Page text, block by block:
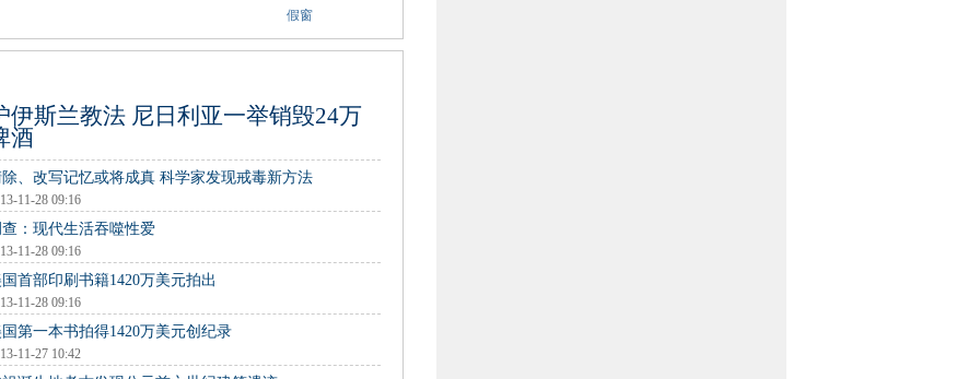
假窗
伊斯兰教法 尼日利亚一举销毁24万
酒
、改写记忆或将成真 科学家发现戒毒新方法
11-28 09:16
：现代生活吞噬性爱
11-28 09:16
首部印刷书籍1420万美元拍出
11-28 09:16
第一本书拍得1420万美元创纪录
11-27 10:42